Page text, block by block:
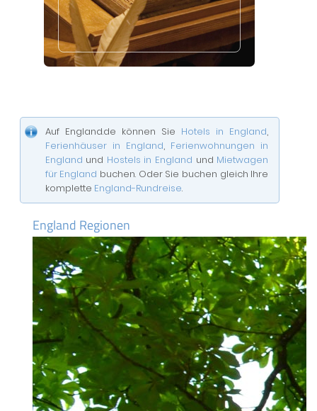
Auf England.de können Sie Hotels in England,
Ferienhäuser in England, Ferienwohnungen in
England und Hostels in England und Mietwagen
für England buchen. Oder Sie buchen gleich Ihre
komplette England-Rundreise.
England Regionen